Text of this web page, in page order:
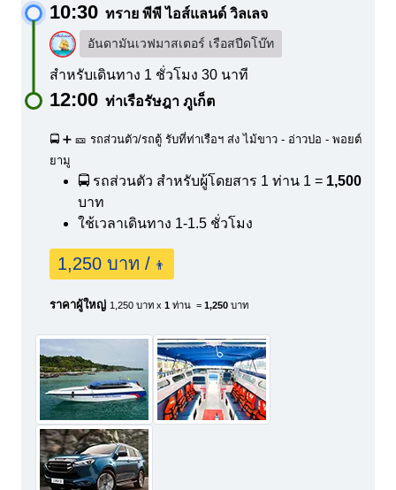
10:30 ทราย พีพี ไอส์แลนด์ วิลเลจ
อันดามันเวฟมาสเตอร์ เรือสปีดโบ๊ท
สำหรับเดินทาง 1 ชั่วโมง 30 นาที
12:00 ท่าเรือรัษฎา ภูเก็ต
🚍 ➕ 🎫 รถส่วนตัว/รถตู้ รับที่ท่าเรือฯ ส่ง ไม้ขาว - อ่าวปอ - พอยต์
ยามู
🚍 รถส่วนตัว สำหรับผู้โดยสาร 1 ท่าน 1 = 1,500
บาท
ใช้เวลาเดินทาง 1-1.5 ชั่วโมง
1,250 บาท / 👨
ราคาผู้ใหญ่ 1,250 บาท x 1 ท่าน = 1,250 บาท